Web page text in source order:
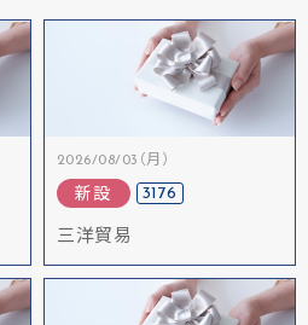
2026/08/03（月）
新設 3176
三洋貿易